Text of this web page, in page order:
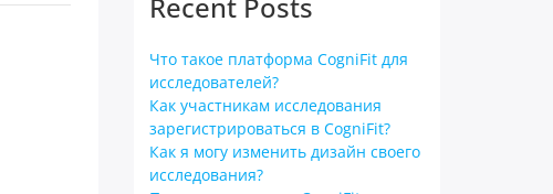
Что такое платформа CogniFit для
исследователей?
Как участникам исследования
зарегистрироваться в CogniFit?
Как я могу изменить дизайн своего
исследования?